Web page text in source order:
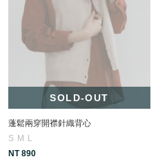
SOLD-OUT
蓬鬆兩穿開襟針織背心
S M L
NT 890